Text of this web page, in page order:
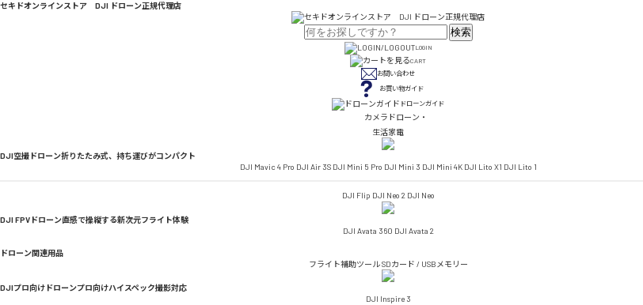
セキドオンラインストア DJI ドローン正規代理店
検索
LOGIN
CART
お問い合わせ
お買い物ガイド
ドローンガイド
カメラドローン・
生活家電
DJI空撮ドローン折りたたみ式、持ち運びがコンパクト
DJI Mavic 4 Pro DJI Air 3S DJI Mini 5 Pro DJI Mini 3 DJI Mini 4K DJI Lito X1 DJI Lito 1
DJI Flip DJI Neo 2 DJI Neo
DJI FPVドローン直感で操縦する新次元フライト体験
DJI Avata 360 DJI Avata 2
ドローン関連用品
フライト補助ツール SDカード / USBメモリー
DJIプロ向けドローンプロ向けハイスペック撮影対応
DJI Inspire 3